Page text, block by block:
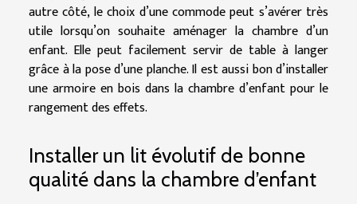
autre côté, le choix d’une commode peut s’avérer très
utile lorsqu’on souhaite aménager la chambre d’un
enfant. Elle peut facilement servir de table à langer
grâce à la pose d’une planche. Il est aussi bon d’installer
une armoire en bois dans la chambre d’enfant pour le
rangement des effets.
Installer un lit évolutif de bonne
qualité dans la chambre d’enfant